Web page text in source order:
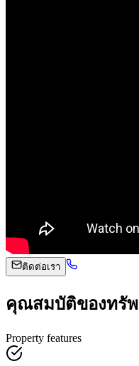
ติดต่อเรา
คุณสมบัติของทรั
Property features